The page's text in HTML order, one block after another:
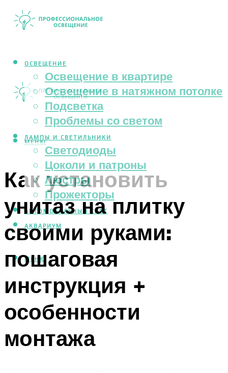
ОСВЕЩЕНИЕ
Освещение в квартире
Освещение в натяжном потолке
Подсветка
Проблемы со светом
ЛАМПЫ И СВЕТИЛЬНИКИ
Светодиоды
Цоколи и патроны
Люстры
Прожекторы
АВТОМОБИЛЬНЫЙ СВЕТ
АКВАРИУМ
МЕНЮ
МЕНЮ
Как установить
унитаз на плитку
своими руками:
пошаговая
инструкция +
особенности
монтажа